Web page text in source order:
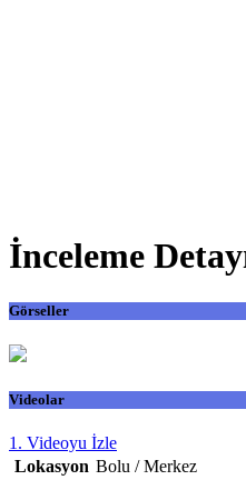
İnceleme
Görseller
Videolar
1. Videoyu İzle
Lokasyon Bolu / Merkez